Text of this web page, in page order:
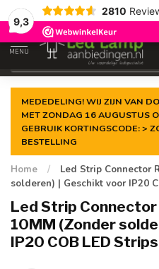
9,3
2810
Gegarandeerde delaagste
MENU
MEDEDELING! WIJ ZIJN VAN
MET ZONDAG 16 AUGUSTUS
GEBRUIK KORTINGSCODE: >
BESTELLING
Home /
Led Strip Connector
solderen) | Geschikt voor IP20
Led Strip Connector
10MM (Zonder
IP20 COB LED Strips